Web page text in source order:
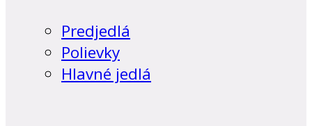
Predjedlá
Polievky
Hlavné jedlá